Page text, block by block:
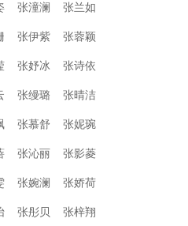
张潼澜 张兰如
张伊紫 张蓉颖
张妤冰 张诗依
张缦璐 张晴洁
张慕舒 张妮琬
张沁丽 张影菱
张婉澜 张娇荷
张彤贝 张梓翔